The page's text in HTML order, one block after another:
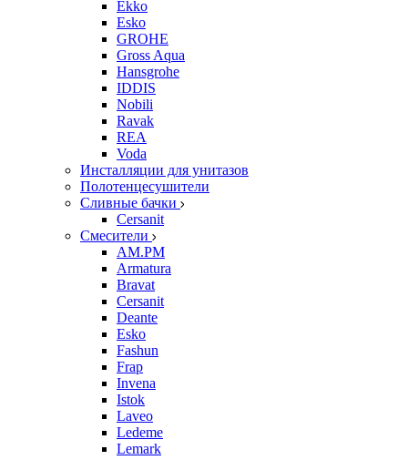
Ekko
Esko
GROHE
Gross Aqua
Hansgrohe
IDDIS
Nobili
Ravak
REA
Voda
Инсталляции для унитазов
Полотенцесушители
Сливные бачки
Cersanit
Смесители
AM.PM
Armatura
Bravat
Cersanit
Deante
Esko
Fashun
Frap
Invena
Istok
Laveo
Ledeme
Lemark